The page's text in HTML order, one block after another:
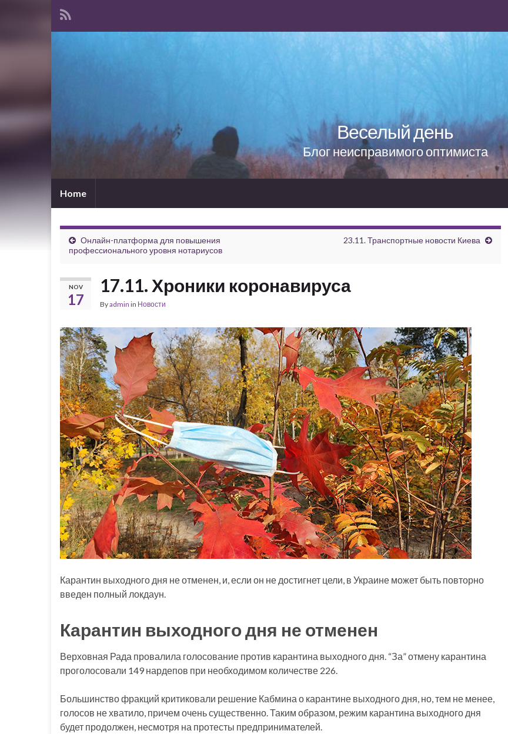
Веселый день
Блог неисправимого оптимиста
Home
Онлайн-платформа для повышения
профессионального уровня нотариусов
23.11. Транспортные новости Киева
NOV
17
17.11. Хроники коронавируса
Byadmin in Новости
Карантин выходного дня не отменен, и, если он не достигнет цели, в Украине может быть повторно
введен полный локдаун.
Карантин выходного дня не отменен
Верховная Рада провалила голосование против карантина выходного дня. “За” отмену карантина
проголосовали 149 нардепов при необходимом количестве 226.
Большинство фракций критиковали решение Кабмина о карантине выходного дня, но, тем не менее,
голосов не хватило, причем очень существенно. Таким образом, режим карантина выходного дня
будет продолжен, несмотря на протесты предпринимателей.